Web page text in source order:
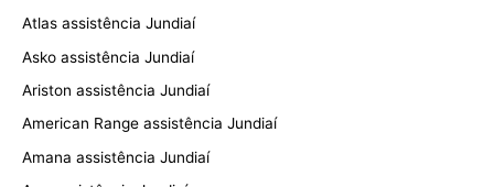
Atlas assistência Jundiaí
Asko assistência Jundiaí
Ariston assistência Jundiaí
American Range assistência Jundiaí
Amana assistência Jundiaí